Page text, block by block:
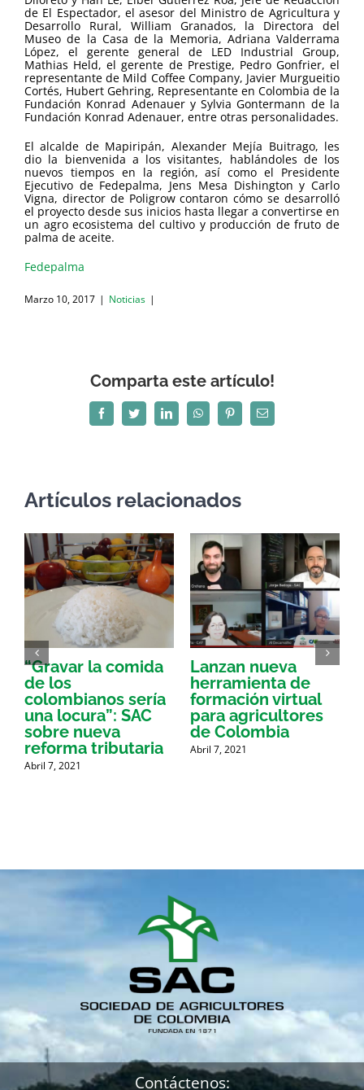
de El Espectador, el asesor del Ministro de Agricultura y
Desarrollo Rural, William Granados, la Directora del
Museo de la Casa de la Memoria, Adriana Valderrama
López, el gerente general de LED Industrial Group,
Mathias Held, el gerente de Prestige, Pedro Gonfrier, el
representante de Mild Coffee Company, Javier Murgueitio
Cortés, Hubert Gehring, Representante en Colombia de la
Fundación Konrad Adenauer y Sylvia Gontermann de la
Fundación Konrad Adenauer, entre otras personalidades.
El alcalde de Mapiripán, Alexander Mejía Buitrago, les
dio la bienvenida a los visitantes, hablándoles de los
nuevos tiempos en la región, así como el Presidente
Ejecutivo de Fedepalma, Jens Mesa Dishington y Carlo
Vigna, director de Poligrow contaron cómo se desarrolló
el proyecto desde sus inicios hasta llegar a convertirse en
un agro ecosistema del cultivo y producción de fruto de
palma de aceite.
Fedepalma
Marzo 10, 2017 | Noticias |
Comparta este artículo!
FacebookTwitterLinkedInWhatsAppPinterestCorreo
electrónico
Artículos relacionados
“Gravar la comida
de los
colombianos sería
una locura”: SAC
sobre nueva
reforma tributaria
Abril 7, 2021
Lanzan nueva
herramienta de
formación virtual
para agricultores
de Colombia
Abril 7, 2021
Contáctenos: